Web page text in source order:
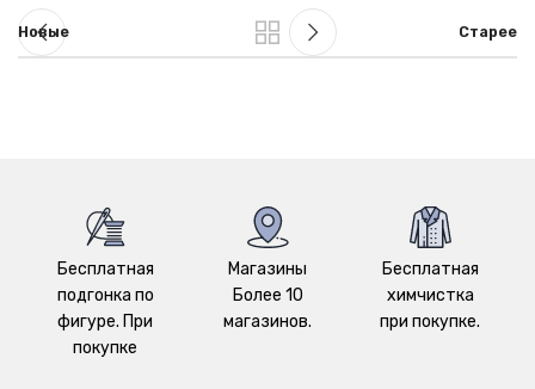
Новые Старее
Бесплатная
подгонка по
фигуре. При
покупке
Магазины
Более 10
магазинов.
Бесплатная
химчистка
при покупке.